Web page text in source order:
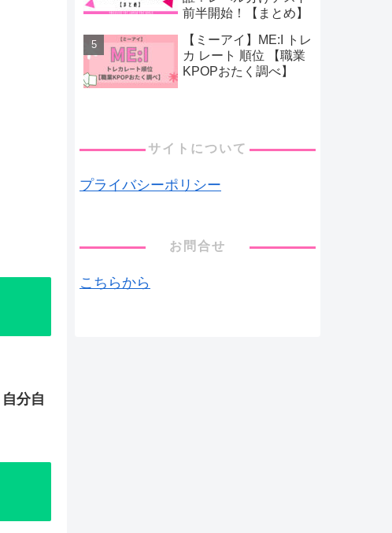
自分自
前半開始！【まとめ】
【ミーアイ】ME:I トレ
カ レート 順位 【職業
KPOPおたく調べ】
サイトについて
プライバシーポリシー
お問合せ
こちらから